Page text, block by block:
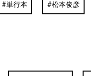
単行本 松本俊彦